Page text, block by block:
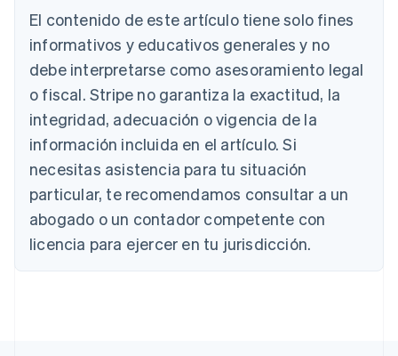
El contenido de este artículo tiene solo fines
informativos y educativos generales y no
debe interpretarse como asesoramiento legal
o fiscal. Stripe no garantiza la exactitud, la
integridad, adecuación o vigencia de la
información incluida en el artículo. Si
necesitas asistencia para tu situación
particular, te recomendamos consultar a un
abogado o un contador competente con
licencia para ejercer en tu jurisdicción.
DeutschEnglish
English
Austria
DeutschEnglish
Bélgica
Nederlands FrançaisDeutschEnglish
Brasil
Bulgaria
English
Canadá
EnglishFrançais
China continental